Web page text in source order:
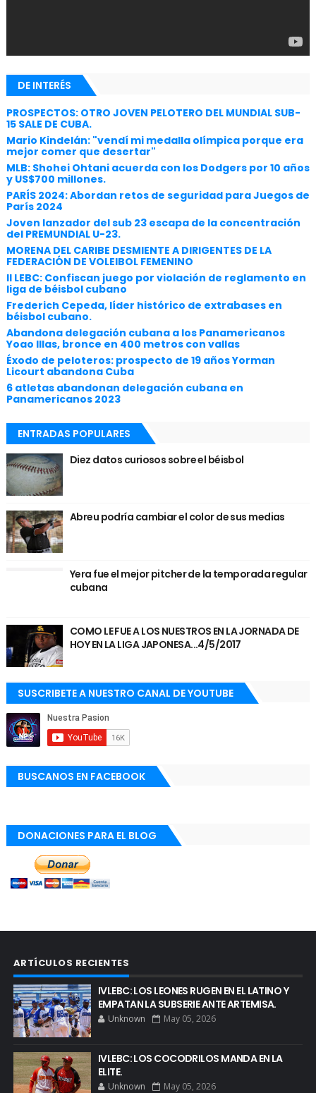
DE INTERÉS
PROSPECTOS: OTRO JOVEN PELOTERO DEL MUNDIAL SUB-
15 SALE DE CUBA.
Mario Kindelán: "vendí mi medalla olímpica porque era
mejor comer que desertar"
MLB: Shohei Ohtani acuerda con los Dodgers por 10 años
y US$700 millones.
PARÍS 2024: Abordan retos de seguridad para Juegos de
París 2024
Joven lanzador del sub 23 escapa de la concentración
del PREMUNDIAL U-23.
MORENA DEL CARIBE DESMIENTE A DIRIGENTES DE LA
FEDERACIÓN DE VOLEIBOL FEMENINO
II LEBC: Confiscan juego por violación de reglamento en
liga de béisbol cubano
Frederich Cepeda, líder histórico de extrabases en
béisbol cubano.
Abandona delegación cubana a los Panamericanos
Yoao Illas, bronce en 400 metros con vallas
Éxodo de peloteros: prospecto de 19 años Yorman
Licourt abandona Cuba
6 atletas abandonan delegación cubana en
Panamericanos 2023
ENTRADAS POPULARES
Diez datos curiosos sobre el béisbol
Abreu podría cambiar el color de sus medias
Yera fue el mejor pitcher de la temporada regular
cubana
COMO LE FUE A LOS NUESTROS EN LA JORNADA DE
HOY EN LA LIGA JAPONESA...4/5/2017
SUSCRIBETE A NUESTRO CANAL DE YOUTUBE
BUSCANOS EN FACEBOOK
DONACIONES PARA EL BLOG
ARTÍCULOS RECIENTES
IVLEBC: LOS LEONES RUGEN EN EL LATINO Y
EMPATAN LA SUBSERIE ANTE ARTEMISA.
Unknown May 05, 2026
IVLEBC: LOS COCODRILOS MANDA EN LA
ELITE.
Unknown May 05, 2026